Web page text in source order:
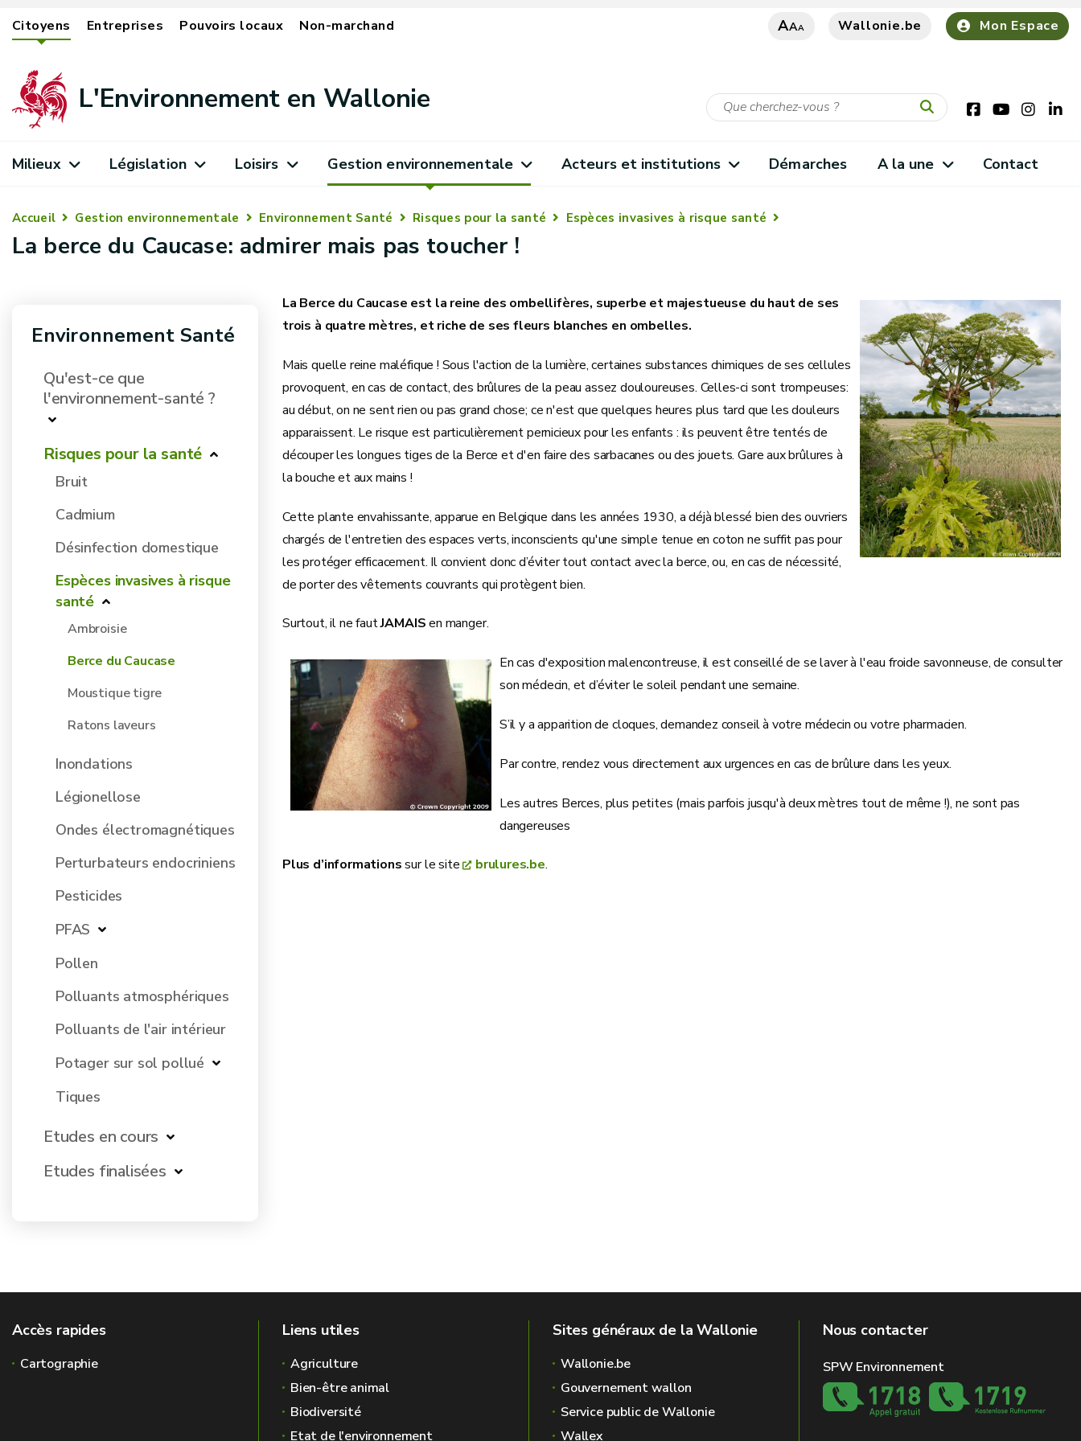
Citoyens Entreprises Pouvoirs locaux Non-marchand AAA Wallonie.be Mon Espace
L'Environnement en Wallonie
Milieux Législation Loisirs Gestion environnementale Acteurs et institutions Démarches A la une Contact
Accueil Gestion environnementale Environnement Santé Risques pour la santé Espèces invasives à risque santé
La berce du Caucase: admirer mais pas toucher !
Environnement Santé
Qu'est-ce que
l'environnement-santé ?
Risques pour la santé
Bruit
Cadmium
Désinfection domestique
Espèces invasives à risque
santé
Ambroisie
Berce du Caucase
Moustique tigre
Ratons laveurs
Inondations
Légionellose
Ondes électromagnétiques
Perturbateurs endocriniens
Pesticides
PFAS
Pollen
Polluants atmosphériques
Polluants de l'air intérieur
Potager sur sol pollué
Tiques
Etudes en cours
Etudes finalisées
La Berce du Caucase est la reine des ombellifères, superbe et majestueuse du haut de ses
trois à quatre mètres, et riche de ses fleurs blanches en ombelles.
Mais quelle reine maléfique ! Sous l'action de la lumière, certaines substances chimiques de ses cellules
provoquent, en cas de contact, des brûlures de la peau assez douloureuses. Celles-ci sont trompeuses:
au début, on ne sent rien ou pas grand chose; ce n'est que quelques heures plus tard que les douleurs
apparaissent. Le risque est particulièrement pernicieux pour les enfants : ils peuvent être tentés de
découper les longues tiges de la Berce et d'en faire des sarbacanes ou des jouets. Gare aux brûlures à
la bouche et aux mains !
Cette plante envahissante, apparue en Belgique dans les années 1930, a déjà blessé bien des ouvriers
chargés de l'entretien des espaces verts, inconscients qu'une simple tenue en coton ne suffit pas pour
les protéger efficacement. Il convient donc d’éviter tout contact avec la berce, ou, en cas de nécessité,
de porter des vêtements couvrants qui protègent bien.
Surtout, il ne fautJAMAISen manger.
En cas d'exposition malencontreuse, il est conseillé de se laver à l'eau froide savonneuse, de consulter
son médecin, et d’éviter le soleil pendant une semaine.
S’il y a apparition de cloques, demandez conseil à votre médecin ou votre pharmacien.
Par contre, rendez vous directement aux urgences en cas de brûlure dans les yeux.
Les autres Berces, plus petites (mais parfois jusqu'à deux mètres tout de même !), ne sont pas
dangereuses
Plus d’informationssur le site brulures.be.
Accès rapides
Cartographie
Liens utiles
Agriculture
Bien-être animal
Biodiversité
Etat de l'environnement
Sites généraux de la Wallonie
Wallonie.be
Gouvernement wallon
Service public de Wallonie
Wallex
Nous contacter
SPW Environnement